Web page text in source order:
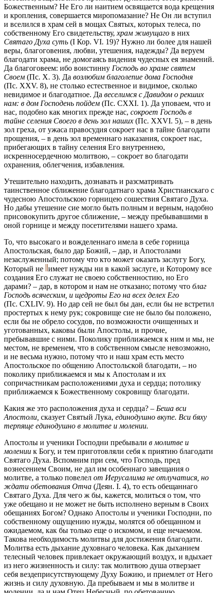
Божественным? Не Его ли наитием освящается вода крещения
и кропления, совершается миропомазание? Не Он ли вступил
и вселился в храм сей в мощах Святых, которых телеса, по
собственному Его свидетельству, храм живущаго в них
Святаго Духа суть (I Кор. VI. 19)? Нужно ли более для нашей
веры, благоговения, любви, утешения, надежды? Да веруем
благодати храма, не домогаясь видения чудесных ея знамений.
Да благоговеем: ибо воистинну Господь во храме святем
Своем (Пс. X. 3). Да возлюбим благолепие дома Господня
(Пс. XXV. 8), не столько естественное и видимое, сколько
невидимое и благодатное. Да веселимся с Давидом о рекших
нам: в дом Господень пойдем (Пс. CXXI. 1). Да уповаем, что и
нас, подобно как многих прежде нас, сокроет Господь в
тайне селения Своего в день зол наших (Пс. XXVI. 5), – в день
зол греха, от ужаса правосудия сокроет нас в тайне благодати
прощения, – в день зол временнаго наказания, сокроет нас,
прибегающих в тайну селения Его внутреннею,
искренносердечною молитвою, – сокроет во благодати
охранения, облегчения, избавления.
Утешительно находить, дознавать и разсматривать
таинственное сближение благодатнаго храма Христианскаго с
чудесною Апостольскою горницею сошествия Святаго Духа.
Но дабы утешение сие могло быть полным и верным, надобно
присовокупить другое сближение, – между пребывавшими в
оной горнице и между посетителями нашего храма.
То, что высокаго и вожделеннаго имела в себе горница
Апостольская, было дар Божий, – дар, и Апостолами
незаслуженный; потому что кто может оказать заслугу Богу,
Который не имеет нужды ни в какой заслуге, и Которому все
создания Его служат не своею собственностию, но Его
дарами? – дар, в котором и нам не отказано; потому что благ
Господь всяческим, и щедроты Его на всех делех Его
(Пс. CXLIV. 9). Но дар сей не был бы дан, если бы не встретил
простертых к нему рук; сокровище сие не было бы положено,
если бы не обрело сосудов, по возможности очищенных и
уготованных, каковы были Апостолы, и прочие,
пребывавшие с ними. Поколику приближаемся к ним и мы, не
местом, не временем, что в собственном смысле невозможно,
и не весьма нужно, потому что и наш храм есть место
Апостольское по общению Апостольской благодати, – но
поколику приближаемся и мы к Апостолам и их
сопричастникам расположениями духа и сердца; потолику
приближаемся к Божественному сокровищу благодати.
Какия же это расположения духа и сердца? – Беша вcu
Апоcтoли, сказует Святый Лука, единодушно вкупе. Вси бяху
терпяще единодушно в молитве и молении.
Апостолы и ученики Господни пребывали в молитве и
молении к Богу, и тем приготовляли себя к приятию благодати
Святаго Духа. Вспомним при сем, что Господь, пред
вознесением Своим, не дал им особеннаго завещания о
молитве, а только повелел от Иерусалима не отлучатися, но
ждати обетования Отча (Деян. I. 4), то есть обещаннаго
Святаго Духа. Для чего ж бы, кажется, молиться о том, что
уже обещано и не может не быть исполнено верным в Своих
обещаниях Богом? Однако Апостолы и ученики Господни, по
собственному ощущению нужды, молятся об обещанном и
ожидаемом, как бы только еще о искомом, и еще нечаемом.
Такова необходимость молитвы для достижения благодати.
Молитва есть дыхание духовнаго человека. Как дыханием
телесный человек привлекает окружающий воздух, и вдыхает
из него жизненность и силу: так молитвою душа отверзает
себя вездеприсутствующему Духу Божию, и приемлет от Него
жизнь и силу духовную. Да пребываем и мы в молитве и